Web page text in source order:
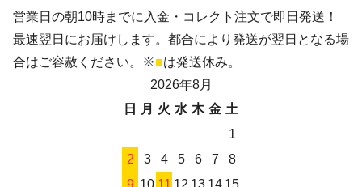
営業日の朝10時までに入金・コレクト注文で即日発送！
最速翌日にお届けします。都合により発送が翌日となる場
合はご容赦ください。※■は発送休み。
2026年8月
日
月 火 水 木 金 土
1
2
3 4 5 6 7
8